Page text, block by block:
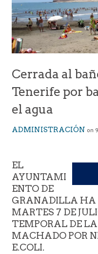
Cerrada al
Tenerife por
el agua
ADMINISTRACIÓN on
EL
AYUNTAMI
ENTO DE
GRANADILLA HA
MARTES 7 DE
TEMPORAL DE
MACHADO POR
E.COLI.